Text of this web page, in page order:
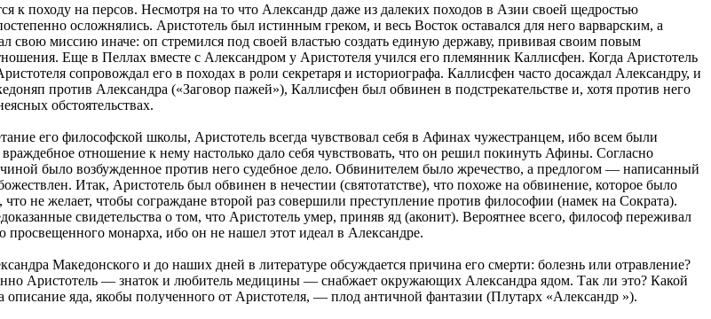
к походу на персов. Несмотря на то что Александр даже из далеких походов в Азии своей щедростью
осложнялись. Аристотель был истинным греком, и весь Восток оставался для него варварским, а
свою миссию иначе: оп стремился под своей властью создать единую державу, прививая своим повым
Еще в Пеллах вместе с Александром у Аристотеля учился его племянник Каллисфен. Когда Аристотель
сопровождал его в походах в роли секретаря и историографа. Каллисфен часто досаждал Александру, и
против Александра («Заговор пажей»), Каллисфен был обвинен в подстрекательстве и, хотя против него
обстоятельствах.
его философской школы, Аристотель всегда чувствовал себя в Афинах чужестранцем, ибо всем были
отношение к нему настолько дало себя чувствовать, что он решил покинуть Афины. Согласно
было возбужденное против него судебное дело. Обвинителем было жречество, а предлогом — написанный
Итак, Аристотель был обвинен в нечестии (святотатстве), что похоже на обвинение, которое было
не желает, чтобы сограждане второй раз совершили преступление против философии (намек на Сократа).
свидетельства о том, что Аристотель умер, приняв яд (аконит). Вероятнее всего, философ переживал
монарха, ибо он не нашел этот идеал в Александре.
Македонского и до наших дней в литературе обсуждается причина его смерти: болезнь или отравление?
Аристотель — знаток и любитель медицины — снабжает окружающих Александра ядом. Так ли это? Какой
описание яда, якобы полученного от Аристотеля, — плод античной фантазии (Плутарх «Александр »).